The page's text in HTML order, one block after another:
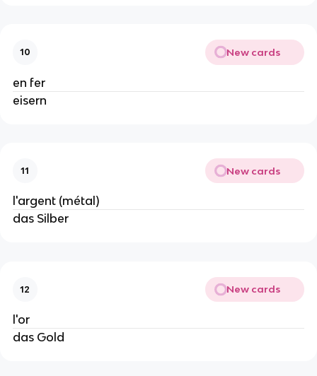
10 New cards
en fer
eisern
11 New cards
l'argent (métal)
das Silber
12 New cards
l'or
das Gold